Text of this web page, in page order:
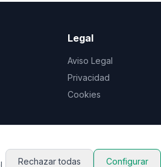
Legal
Aviso Legal
Privacidad
Cookies
Rechazar todas Configurar